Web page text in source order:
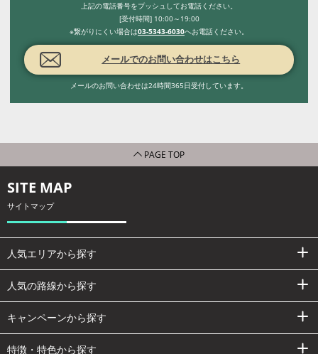
上記の電話番号をプッシュしてお電話ください。
[受付時間] 10:00～19:00
※繋がりにくい場合は03-5343-6030へお電話ください。
メールでのお問い合わせはこちら
メールのお問い合わせは24時間365日受付しています。
PAGE TOP
SITE MAP
サイトマップ
人気エリアから探す
人気の路線から探す
キャンペーンから探す
特徴・特色から探す